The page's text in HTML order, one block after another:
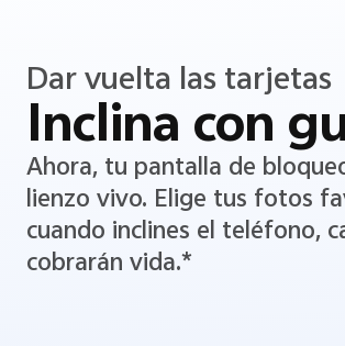
Dar vuelta las tarjetas
Inclina con
Ahora, tu pantalla de
lienzo vivo. Elige tus fotos
cuando inclines el teléfono,
cobrarán vida.*